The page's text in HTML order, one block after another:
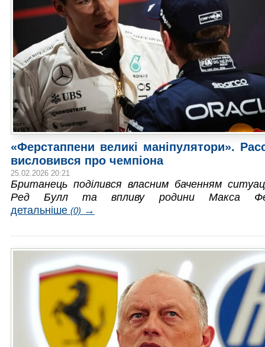
«Ферстаппени великі маніпулятори».
висловився про чемпіона
25.02.2026 20:21
Британець поділився власним баченням
Ред Булл та впливу родини Макса
детальніше (0) →